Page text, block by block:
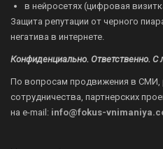
в нейросетях (цифровая
Защита репутации от черного
негатива в интернете.
Конфиденциально. Ответственно.
По вопросам продвижения в СМИ,
сотрудничества, партнерских
на e-mail: info@fokus-